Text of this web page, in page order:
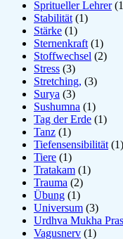
Spritueller Lehrer
Stabilität (1)
Stärke (1)
Sternenkraft (1)
Stoffwechsel (2)
Stress (3)
Stretching, (3)
Surya (3)
Sushumna (1)
Tag der Erde (1)
Tanz (1)
Tiefensensibilität (1)
Tiere (1)
Tratakam (1)
Trauma (2)
Übung (1)
Universum (3)
Urdhva Mukha
Vagusnerv (1)